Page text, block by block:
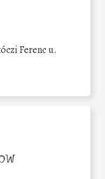
Ferenc u.